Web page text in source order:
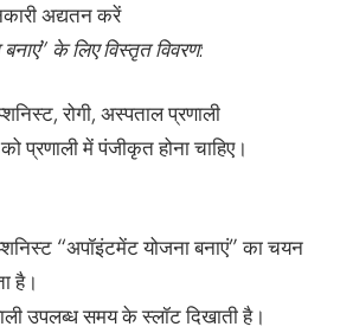
अद्यतन करें
के लिए विस्तृत विवरण:
रोगी, अस्पताल प्रणाली
को प्रणाली में पंजीकृत होना चाहिए।
“अपॉइंटमेंट योजना बनाएं” का चयन
है।
उपलब्ध समय के स्लॉट दिखाती है।